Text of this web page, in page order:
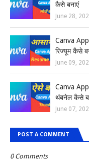
कैसे बनाएं
June 28,
Canva
रिज्यूम कैसे
June 09,
Canva
थंबनेल कैसे
June 07,
POST A COMMENT
0 Comments